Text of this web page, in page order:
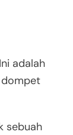
adalah
sebuah